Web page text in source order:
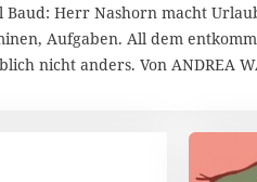
Herr Nashorn macht
Aufgaben. All dem
nicht anders. Von ANDREA